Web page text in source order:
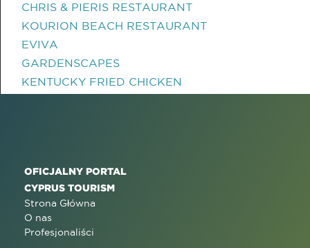
CHRIS & PIERIS RESTAURANT
KOURION BEACH RESTAURANT
EVIVA
GARDENSCAPES
KENTUCKY FRIED CHICKEN
OFICJALNY PORTAL
CYPRUS TOURISM
Strona Główna
O nas
Profesjonaliści